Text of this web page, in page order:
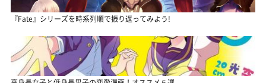
『Fate』シリーズを時系列順で振り返ってみよう!